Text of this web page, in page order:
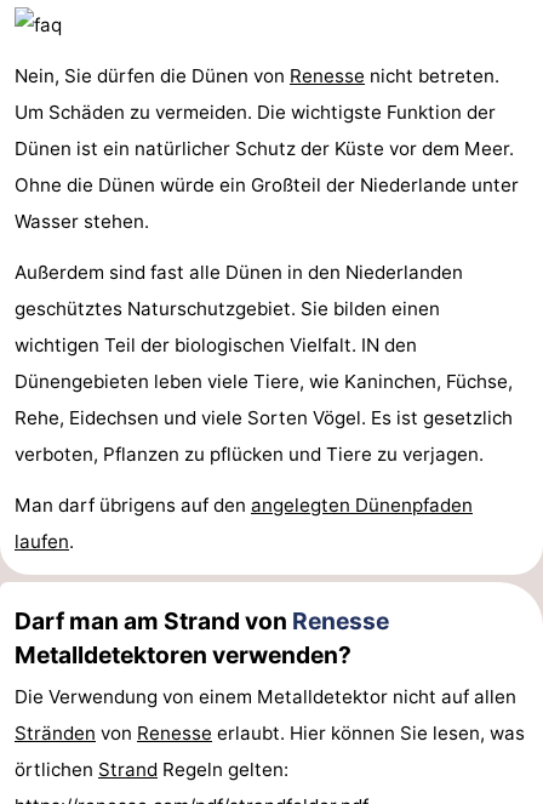
Surfen
-
Sportangeln
-
Tauchen
Seehunden
Essen
trinken
Praktisch
Forum
Route
-
Parken
Reisebuchshop
Medizin
Adressen
Region
Südholland
-
Leiden
Bollenstreek
Nein, Sie dürfen die Dünen von Renesse nicht betreten.
Um Schäden zu vermeiden. Die wichtigste Funktion der
Dünen ist ein natürlicher Schutz der Küste vor dem Meer.
Ohne die Dünen würde ein Großteil der Niederlande unter
Wasser stehen.
Außerdem sind fast alle Dünen in den Niederlanden
geschütztes Naturschutzgebiet. Sie bilden einen
wichtigen Teil der biologischen Vielfalt. IN den
Dünengebieten leben viele Tiere, wie Kaninchen, Füchse,
Rehe, Eidechsen und viele Sorten Vögel. Es ist gesetzlich
verboten, Pflanzen zu pflücken und Tiere zu verjagen.
Man darf übrigens auf den angelegten Dünenpfaden
laufen.
Darf man am Strand von Renesse
Metalldetektoren verwenden?
Die Verwendung von einem Metalldetektor nicht auf allen
Stränden von Renesse erlaubt. Hier können Sie lesen, was
örtlichen Strand Regeln gelten: